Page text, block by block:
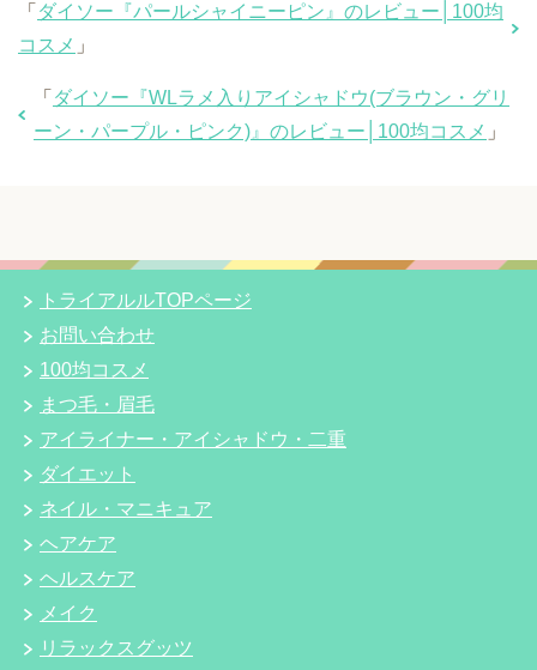
「 ダイソー『パールシャイニーピン』のレビュー│100均
コスメ 」
「 ダイソー『WLラメ入りアイシャドウ(ブラウン・グリ
ーン・パープル・ピンク)』のレビュー│100均コスメ 」
トライアルルTOPページ
お問い合わせ
100均コスメ
まつ毛・眉毛
アイライナー・アイシャドウ・二重
ダイエット
ネイル・マニキュア
ヘアケア
ヘルスケア
メイク
リラックスグッツ